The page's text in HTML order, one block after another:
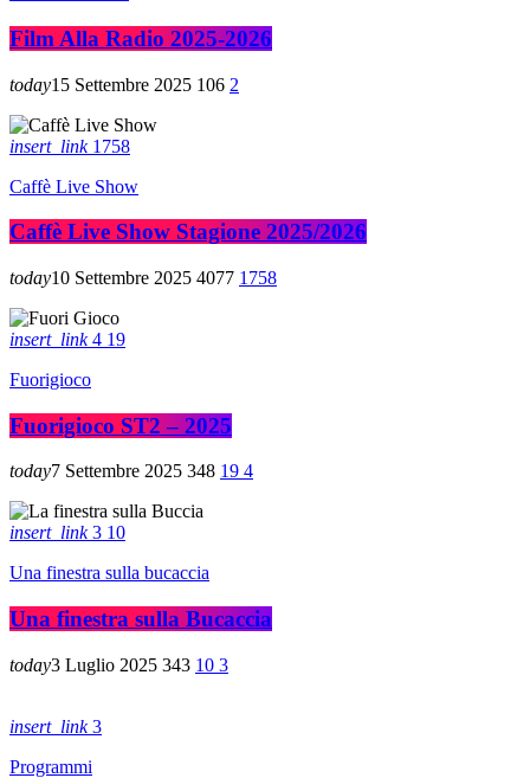
Film Alla Radio 2025-2026
today15 Settembre 2025 106 2
insert_link 1758
Caffè Live Show
Caffè Live Show Stagione 2025/2026
today10 Settembre 2025 4077 1758
insert_link 4 19
Fuorigioco
Fuorigioco ST2 – 2025
today7 Settembre 2025 348 19 4
insert_link 3 10
Una finestra sulla bucaccia
Una finestra sulla Bucaccia
today3 Luglio 2025 343 10 3
insert_link 3
Programmi